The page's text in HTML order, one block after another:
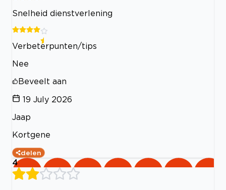
Snelheid dienstverlening
Verbeterpunten/tips
Nee
Beveelt aan
19 July 2026
Jaap
Kortgene
delen
4